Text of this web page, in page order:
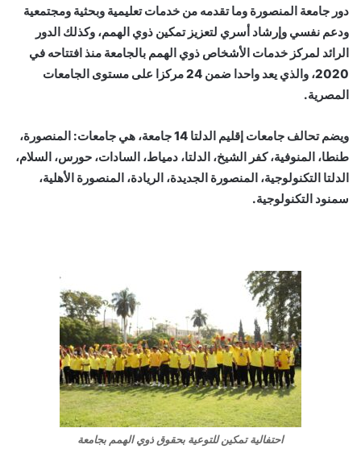
دور جامعة المنصورة وما تقدمه من خدمات تعليمية وبحثية ومجتمعية
ودعم نفسي وإرشاد أسري لتعزيز تمكين ذوي الهمم، وكذلك الدور
الرائد لمركز خدمات الأشخاص ذوي الهمم بالجامعة منذ افتتاحه في
2020، والذي يعد واحدا ضمن 24 مركزا على مستوى الجامعات
المصرية.
ويضم تحالف جامعات إقليم الدلتا 14 جامعة، هي جامعات: المنصورة،
طنطا، المنوفية، كفر الشيخ، الدلتا، دمياط، السادات، حورس، السلام،
الدلتا التكنولوجية، المنصورة الجديدة، الريادة، المنصورة الأهلية،
سمنود التكنولوجية.
احتفالية تمكين للتوعية بحقوق ذوي الهمم بجامعة